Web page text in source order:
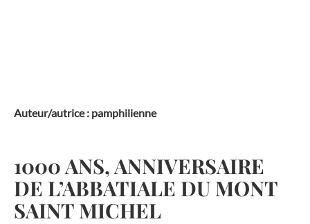
Auteur/autrice : pamphilienne
1000 ANS, ANNIVERSAIRE
DE L’ABBATIALE DU MONT
SAINT MICHEL